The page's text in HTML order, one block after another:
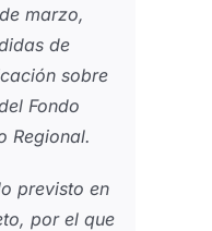
marzo,
de
sobre
Fondo
Regional.
previsto en
por el que